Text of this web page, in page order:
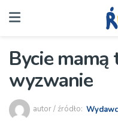
Bycie mamą
wyzwanie
autor / źródło: